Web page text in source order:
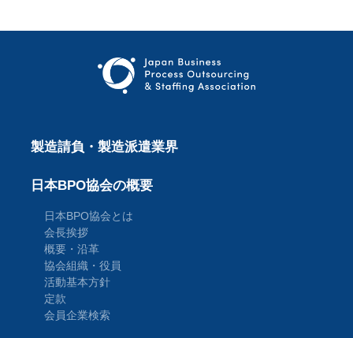
製造請負・製造派遣業界
日本BPO協会の概要
日本BPO協会とは
会長挨拶
概要・沿革
協会組織・役員
活動基本方針
定款
会員企業検索